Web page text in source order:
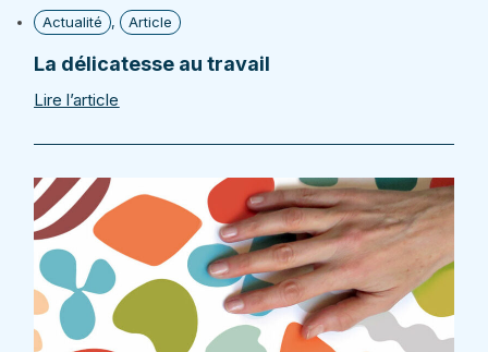
Actualité , Article
La délicatesse au travail
Lire l’article